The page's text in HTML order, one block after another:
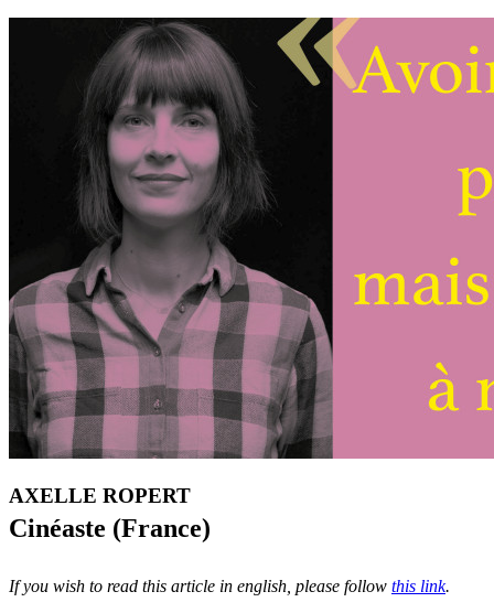
AXELLE ROPERT
Cinéaste (France)
If you wish to read this article in english, please follow this link.